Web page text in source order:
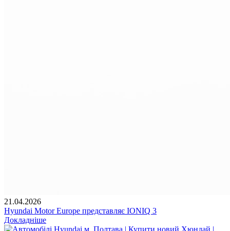
21.04.2026
Hyundai Motor Europe представляє IONIQ 3
Докладніше